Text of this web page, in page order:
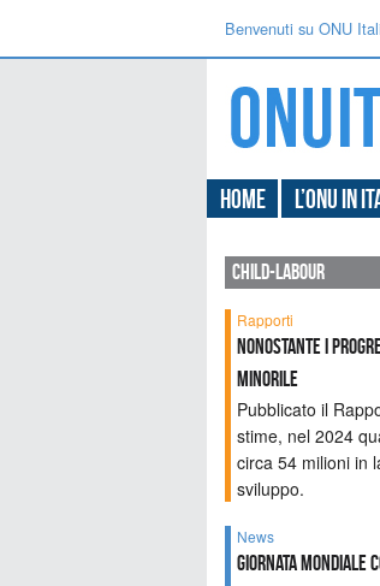
Benvenuti su ONU
Home L’ONU in
child-labour
Rapporti
Nonostante i
minorile
Pubblicato il
stime, nel 2024
circa 54 milioni in
sviluppo.
News
Giornata mondiale